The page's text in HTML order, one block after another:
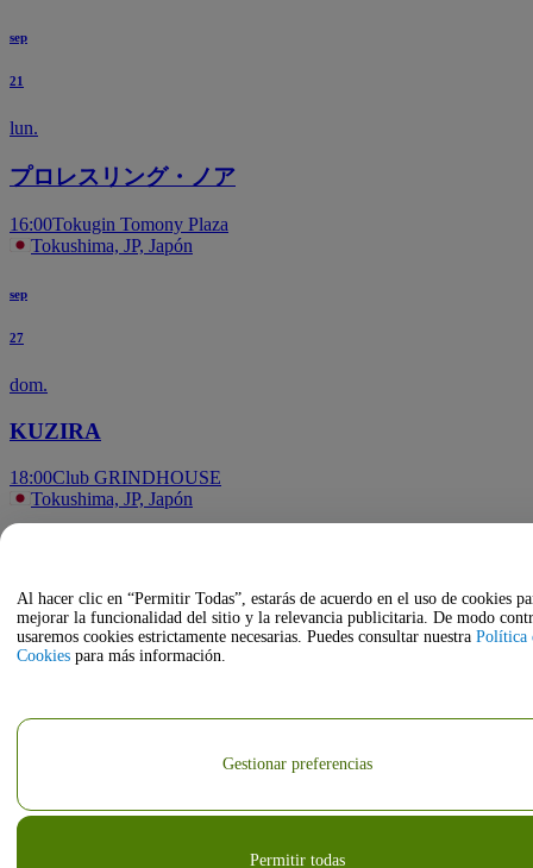
sep
21
lun.
プロレスリング・ノア
16:00Tokugin Tomony Plaza
Tokushima, JP, Japón
sep
27
dom.
KUZIRA
18:00Club GRINDHOUSE
Tokushima, JP, Japón
18
dom.
16:00
Al hacer clic en “Permitir Todas”, estarás de acuerdo en el uso de cookies
mejorar la funcionalidad del sitio y la relevancia publicitaria. De modo
usaremos cookies estrictamente necesarias. Puedes consultar nuestra Política
Cookies para más información.
Permitir todas
Gestionar preferencias